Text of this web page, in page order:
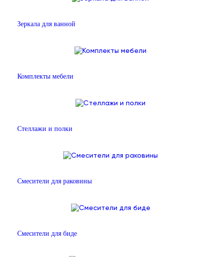
Зеркала для ванной
Комплекты мебели
Стеллажи и полки
Смесители для раковины
Смесители для биде